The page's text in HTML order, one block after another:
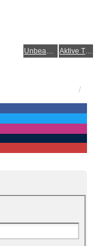
Unbeantwortete Themen
Aktive Themen